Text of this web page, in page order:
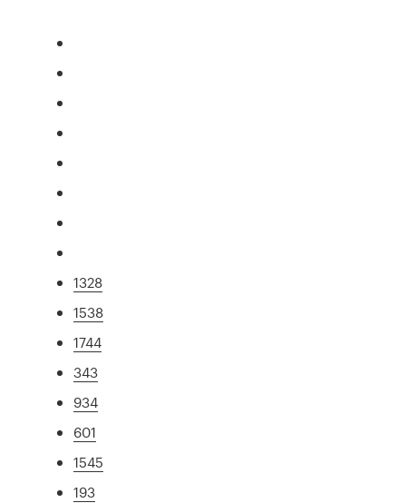
1328
1538
1744
343
934
601
1545
193